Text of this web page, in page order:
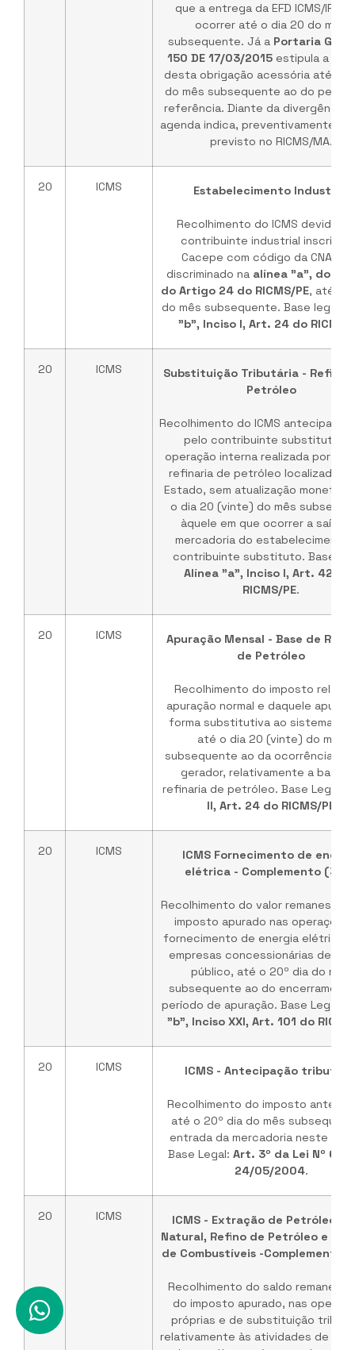
que a entrega da EFD ICMS/IPI
ocorrer até o dia 20 do mês
subsequente. Já a Portaria
150 DE 17/03/2015estipula a
desta obrigação acessória até o
do mês subsequente ao do
referência. Diante da divergência,
agenda indica, preventivamente, o
previsto no RICMS/MA.
20 ICMS Estabelecimento Industrial
Recolhimento do ICMS devido
contribuinte industrial inscrito
Cacepe com código da CNAE
discriminado na alínea "a", do
do Artigo 24 do RICMS/PE, até o
do mês subsequente. Base legal:
"b", Inciso I, Art. 24 do RICMS/
20 ICMS
Substituição Tributária -
Petróleo
Recolhimento do ICMS antecipado
pelo contribuinte substituto
operação interna realizada por
refinaria de petróleo localizada
Estado, sem atualização
o dia 20 (vinte) do mês
àquele em que ocorrer a saída
mercadoria do estabelecimento
contribuinte substituto. Base
Alínea "a", Inciso I, Art. 422
RICMS/PE.
20 ICMS
Apuração Mensal - Base de
de Petróleo
Recolhimento do imposto
apuração normal e daquele
forma substitutiva ao sistema
até o dia 20 (vinte) do mês
subsequente ao da ocorrência
gerador, relativamente a base
refinaria de petróleo. Base Legal:
II, Art. 24 do RICMS/PE
20 ICMS
ICMS Fornecimento de
elétrica - Complemento
Recolhimento do valor
imposto apurado nas operações
fornecimento de energia elétrica,
empresas concessionárias de
público, até o 20º dia do mês
subsequente ao do
período de apuração. Base Legal:
"b", Inciso XXI, Art. 101 do
20 ICMS ICMS - Antecipação
Recolhimento do imposto
até o 20º dia do mês
entrada da mercadoria neste
Base Legal: Art. 3º da Lei Nº
24/05/2004.
20 ICMS
ICMS - Extração de Petróleo e
Natural, Refino de Petróleo e
de Combustíveis -Complemento
Recolhimento do saldo
do imposto apurado, nas
próprias e de substituição
relativamente às atividades de